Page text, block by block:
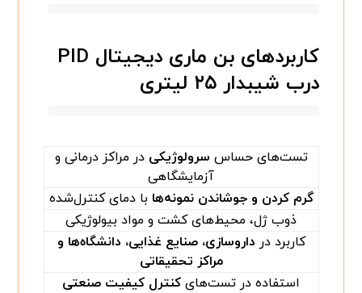
کاربردهای بن ماری دیجیتال PID
درب شیبدار ۲۵ لیتری
تست‌های حساس سرولوژیکی در مراکز درمانی و
آزمایشگاهی
گرم‌ کردن و جوشاندن نمونه‌ها با دمای کنترل‌شده
ذوب ژل، محیط‌های کشت و مواد بیولوژیکی
کاربرد در داروسازی، صنایع غذایی، دانشگاه‌ها و
مراکز تحقیقاتی
استفاده در تست‌های کنترل کیفیت صنعتی